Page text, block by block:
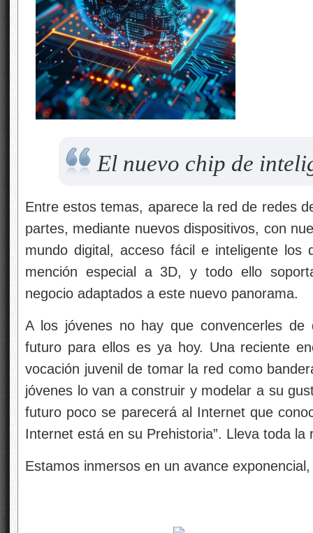
El nuevo chip de
Entre estos temas, aparece la red de redes
partes, mediante nuevos dispositivos, con
mundo digital, acceso fácil e inteligente los
mención especial a 3D, y todo ello
negocio adaptados a este nuevo panorama.
A los jóvenes no hay que convencerles de
futuro para ellos es ya hoy. Una reciente
vocación juvenil de tomar la red como
jóvenes lo van a construir y modelar a su
futuro poco se parecerá al Internet que
Internet está en su Prehistoria”. Lleva toda la
Estamos inmersos en un avance